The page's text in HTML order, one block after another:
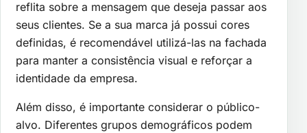
reflita sobre a mensagem que deseja passar aos
seus clientes. Se a sua marca já possui cores
definidas, é recomendável utilizá-las na fachada
para manter a consistência visual e reforçar a
identidade da empresa.
Além disso, é importante considerar o público-
alvo. Diferentes grupos demográficos podem